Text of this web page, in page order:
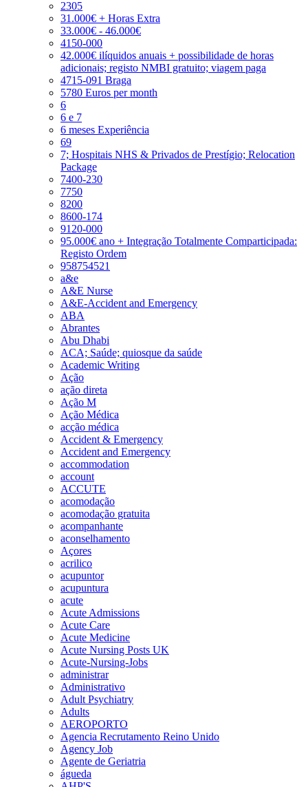
2305
31.000€ + Horas Extra
33.000€ - 46.000€
4150-000
42.000€ ilíquidos anuais + possibilidade de horas
adicionais; registo NMBI gratuito; viagem paga
4715-091 Braga
5780 Euros per month
6
6 e 7
6 meses Experiência
69
7; Hospitais NHS & Privados de Prestígio; Relocation
Package
7400-230
7750
8200
8600-174
9120-000
95.000€ ano + Integração Totalmente Comparticipada:
Registo Ordem
958754521
a&e
A&E Nurse
A&E-Accident and Emergency
ABA
Abrantes
Abu Dhabi
ACA; Saúde; quiosque da saúde
Academic Writing
Ação
ação direta
Ação M
Ação Médica
acção médica
Accident & Emergency
Accident and Emergency
accommodation
account
ACCUTE
acomodação
acomodação gratuita
acompanhante
aconselhamento
Açores
acrilico
acupuntor
acupuntura
acute
Acute Admissions
Acute Care
Acute Medicine
Acute Nursing Posts UK
Acute-Nursing-Jobs
administrar
Administrativo
Adult Psychiatry
Adults
AEROPORTO
Agencia Recrutamento Reino Unido
Agency Job
Agente de Geriatria
águeda